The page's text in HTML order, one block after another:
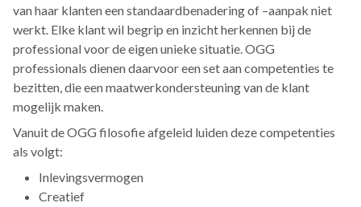
van haar klanten een standaardbenadering of –aanpak niet
werkt. Elke klant wil begrip en inzicht herkennen bij de
professional voor de eigen unieke situatie. OGG
professionals dienen daarvoor een set aan competenties te
bezitten, die een maatwerkondersteuning van de klant
mogelijk maken.
Vanuit de OGG filosofie afgeleid luiden deze competenties
als volgt:
Inlevingsvermogen
Creatief